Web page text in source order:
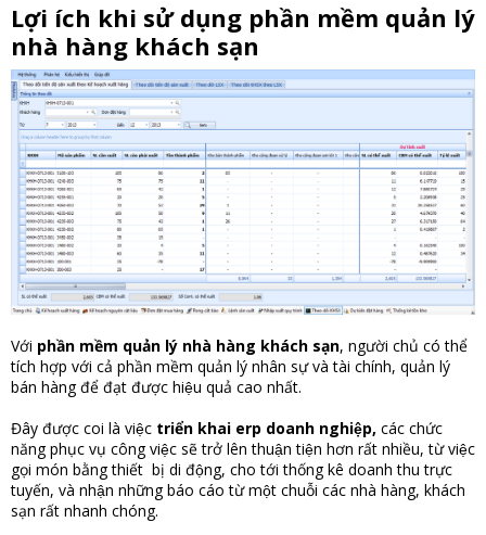
Lợi ích khi sử dụng phần mềm quản lý
nhà hàng khách sạn
Với phần mềm quản lý nhà hàng khách sạn, người chủ có thể
tích hợp với cả phần mềm quản lý nhân sự và tài chính, quản lý
bán hàng để đạt được hiệu quả cao nhất.
Đây được coi là việc triển khai erp doanh nghiệp, các chức
năng phục vụ công việc sẽ trở lên thuận tiện hơn rất nhiều, từ việc
gọi món bằng thiết bị di động, cho tới thống kê doanh thu trực
tuyến, và nhận những báo cáo từ một chuỗi các nhà hàng, khách
sạn rất nhanh chóng.